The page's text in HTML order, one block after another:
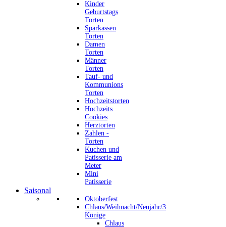
Kinder
Geburtstags
Torten
Sparkassen
Torten
Damen
Torten
Männer
Torten
Tauf- und
Kommunions
Torten
Hochzeitstorten
Hochzeits
Cookies
Herztorten
Zahlen -
Torten
Kuchen und
Patisserie am
Meter
Mini
Patisserie
Saisonal
Oktoberfest
Chlaus/Weihnacht/Neujahr/3
Könige
Chlaus